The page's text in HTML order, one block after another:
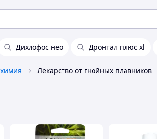
Дихлофос нео Дронтал плюс xl
Лекарство от гнойных плавников